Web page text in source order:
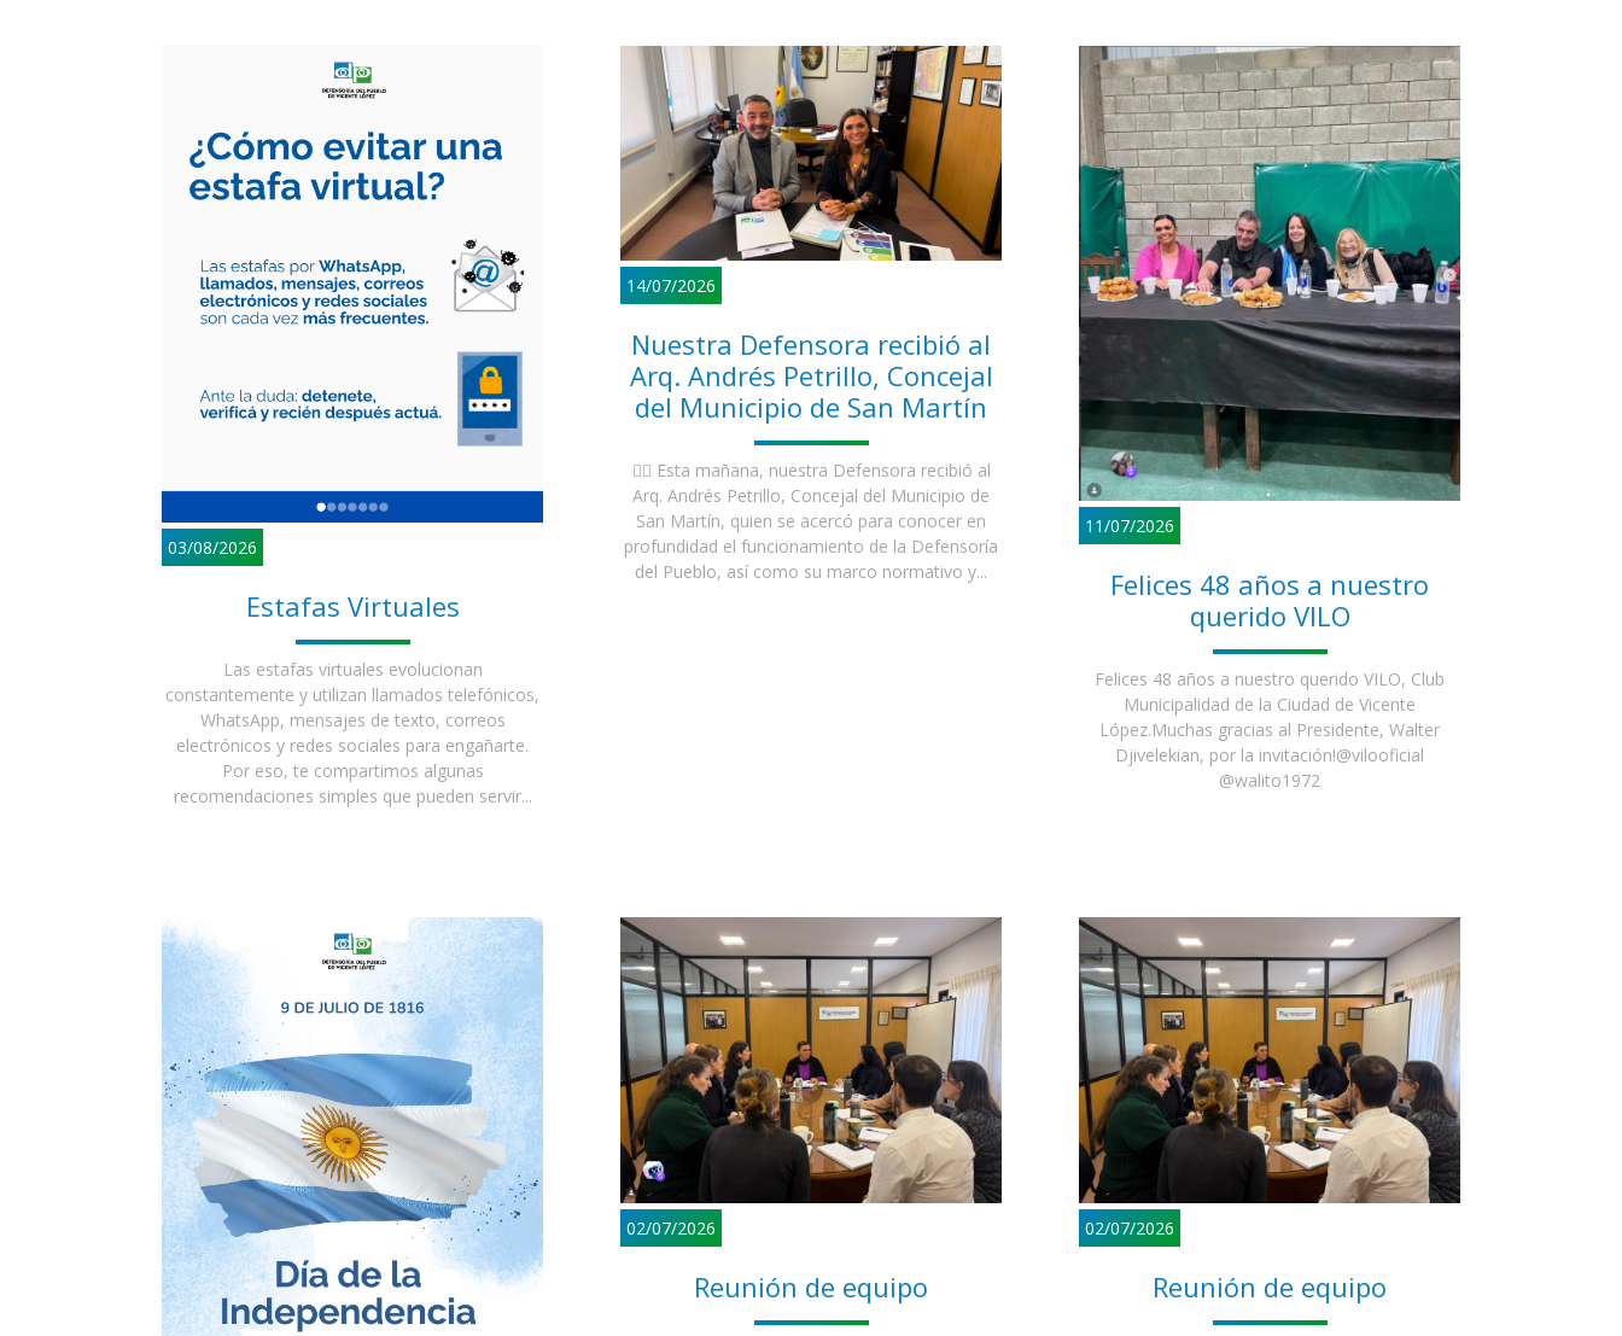
03/08/2026
Estafas Virtuales
Las estafas virtuales evolucionan
constantemente y utilizan llamados telefónicos,
WhatsApp, mensajes de texto, correos
electrónicos y redes sociales para engañarte.
Por eso, te compartimos algunas
recomendaciones simples que pueden servir...
14/07/2026
Nuestra Defensora recibió al
Arq. Andrés Petrillo, Concejal
del Municipio de San Martín
👉🏼 Esta mañana, nuestra Defensora recibió al
Arq. Andrés Petrillo, Concejal del Municipio de
San Martín, quien se acercó para conocer en
profundidad el funcionamiento de la Defensoría
del Pueblo, así como su marco normativo y...
11/07/2026
Felices 48 años a nuestro
querido VILO
Felices 48 años a nuestro querido VILO, Club
Municipalidad de la Ciudad de Vicente
López.Muchas gracias al Presidente, Walter
Djivelekian, por la invitación!@vilooficial
@walito1972
02/07/2026
Reunión de equipo
02/07/2026
Reunión de equipo